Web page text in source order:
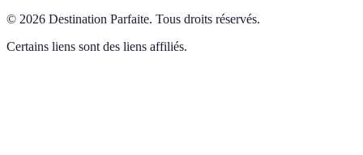
© 2026 Destination Parfaite. Tous droits réservés.
Certains liens sont des liens affiliés.